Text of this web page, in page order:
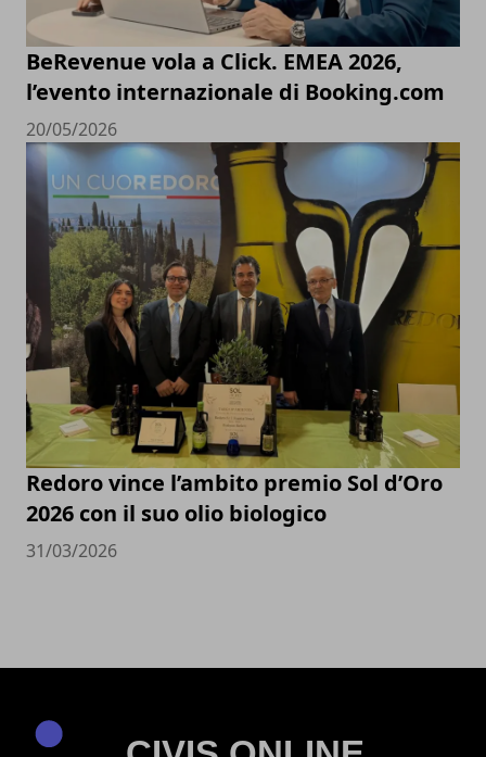
BeRevenue vola a Click. EMEA 2026,
l’evento internazionale di Booking.com
20/05/2026
Redoro vince l’ambito premio Sol d’Oro
2026 con il suo olio biologico
31/03/2026